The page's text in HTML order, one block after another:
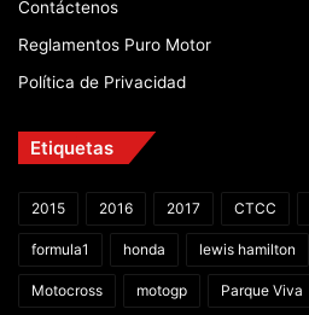
Contáctenos
Reglamentos Puro Motor
Política de Privacidad
Etiquetas
2015 2016 2017 CTCC
formula1 honda lewis hamilton
Motocross motogp Parque Viva